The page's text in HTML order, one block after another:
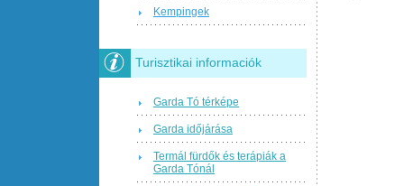
Kempingek
Turisztikai informaciók
Garda Tó térképe
Garda időjárása
Termál fürdők és terápiák a
Garda Tónál